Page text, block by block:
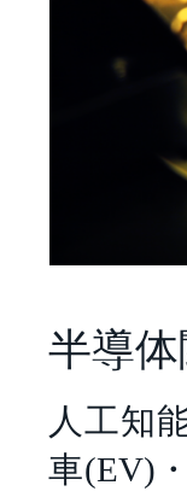
半導
人工知
車(EV)